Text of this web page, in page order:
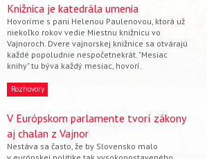
Knižnica je katedrála umenia
Hovoríme s pani Helenou Paulenovou, ktorá už
niekoľko rokov vedie Miestnu knižnicu vo
Vajnoroch. Dvere vajnorskej knižnice sa otvárajú
každé popoludnie nespočetnekrát. "Mesiac
knihy" tu býva každý mesiac, hovorí.
Rozhovory
V Európskom parlamente tvorí zákony
aj chalan z Vajnor
Nestáva sa často, že by Slovensko malo